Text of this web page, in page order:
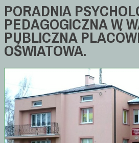
PORADNIA
PEDAGOGICZNAW
PUBLICZNA
OŚWIATOWA.